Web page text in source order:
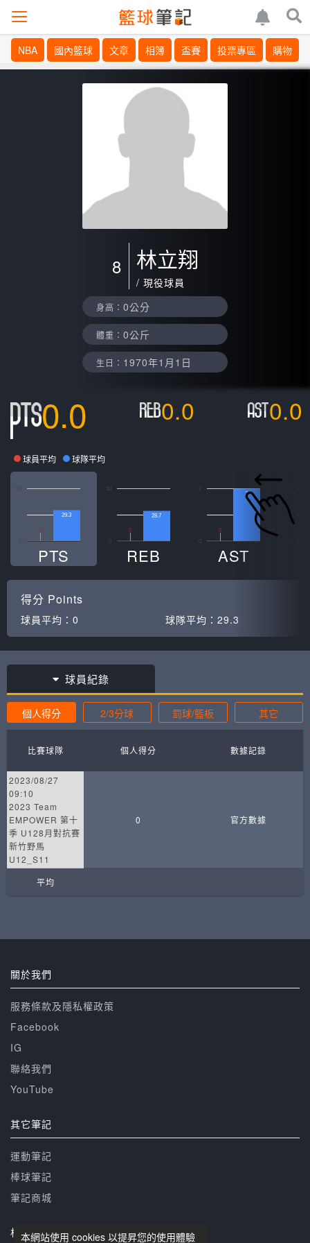
NBA 國內籃球 文章 相簿 盃賽 投票專區 購物
8 林立翔
/ 現役球員
身高： 0公分
體重： 0公斤
生日： 1970年1月1日
0.0 0.0 0.0
球員平均 球隊平均
50
0
29.3
PTS
50
0
28.7
REB
2
0
2
AST
得分 Points
球員平均： 0 球隊平均： 29.3
球員紀錄
個人得分 2/3分球 罰球/籃板 其它
比賽球隊 個人得分 數據記錄
2023/08/27
09:10
2023 Team
EMPOWER 第十
季 U128月對抗賽
新竹野馬
U12_S11
0 官方數據
平均
本網站使用 cookies 以提昇您的使用體驗
關於我們
服務條款及隱私權政策
Facebook
IG
聯絡我們
YouTube
其它筆記
運動筆記
棒球筆記
筆記商城
相關網站